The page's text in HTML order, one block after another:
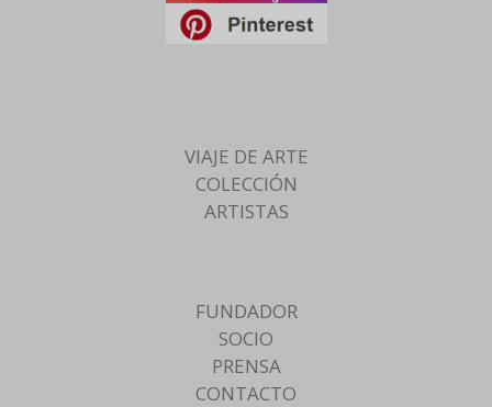
VIAJE DE ARTE
COLECCIÓN
ARTISTAS
FUNDADOR
SOCIO
PRENSA
CONTACTO